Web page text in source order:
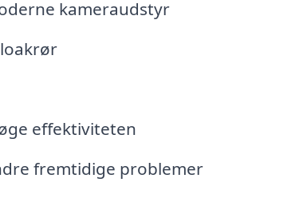
kameraudstyr
effektiviteten
fremtidige problemer